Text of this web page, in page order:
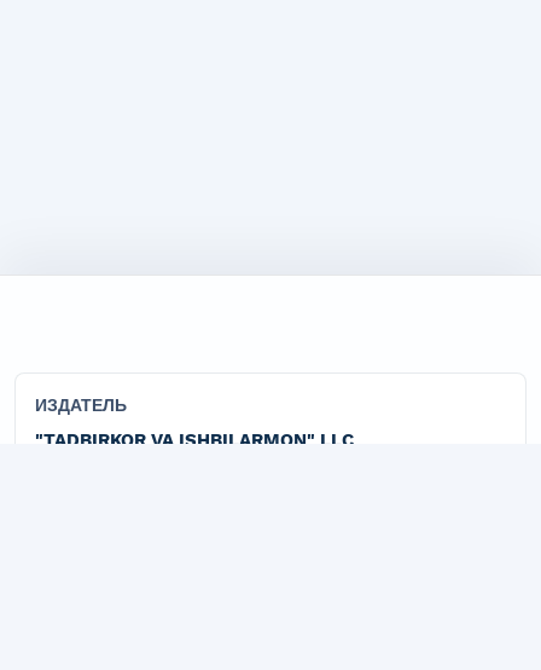
ИЗДАТЕЛЬ
"TADBIRKOR VA ISHBILARMON" LLC